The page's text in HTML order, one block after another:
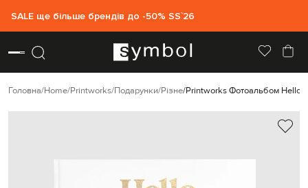
SALE ще більше брендів до -50% SS`26
Головна Home Printworks Подарунки Різне Printworks Фотоальбом Hello